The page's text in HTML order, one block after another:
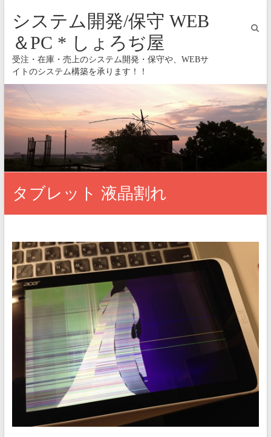
システム開発/保守 WEB
＆PC * しょろぢ屋
受注・在庫・売上のシステム開発・保守や、WEBサ
イトのシステム構築を承ります！！
タブレット 液晶割れ